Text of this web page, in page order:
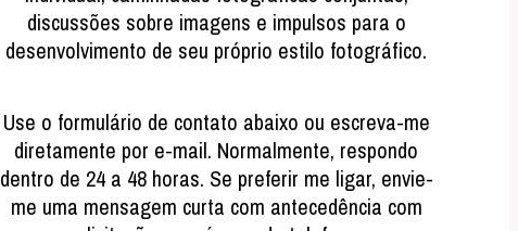
discussões sobre imagens e impulsos para o
desenvolvimento de seu próprio estilo fotográfico.
Use o formulário de contato abaixo ou escreva-me
diretamente por e-mail. Normalmente, respondo
dentro de 24 a 48 horas. Se preferir me ligar, envie-
me uma mensagem curta com antecedência com